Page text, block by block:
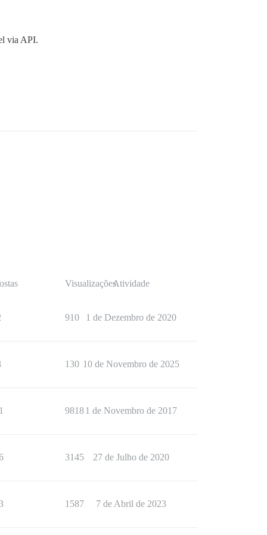
via API.
VisualizaçõesAtividade
910 1 de Dezembro de 2020
130 10 de Novembro de 2025
98181 de Novembro de 2017
3145 27 de Julho de 2020
1587 7 de Abril de 2023